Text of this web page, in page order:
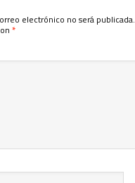
electrónico no será publicada.
*